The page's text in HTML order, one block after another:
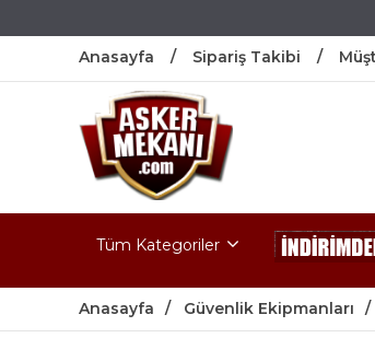
Anasayfa Sipariş Takibi
Tüm Kategoriler
Anasayfa Güvenlik Ekipmanları